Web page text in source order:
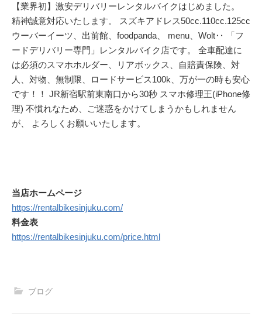
【業界初】激安デリバリーレンタルバイクはじめました。
精神誠意対応いたします。 スズキアドレス50cc.110cc.125cc
ウーバーイーツ、出前館、foodpanda、 menu、Wolt‥ 「フ
ードデリバリー専門」レンタルバイク店です。 全車配達に
は必須のスマホホルダー、リアボックス、自賠責保険、対
人、対物、無制限、ロードサービス100k、万が一の時も安心
です！！ JR新宿駅前東南口から30秒 スマホ修理王(iPhone修
理) 不慣れなため、ご迷惑をかけてしまうかもしれません
が、 よろしくお願いいたします。
当店ホームページ
https://rentalbikesinjuku.com/
料金表
https://rentalbikesinjuku.com/price.html
ブログ